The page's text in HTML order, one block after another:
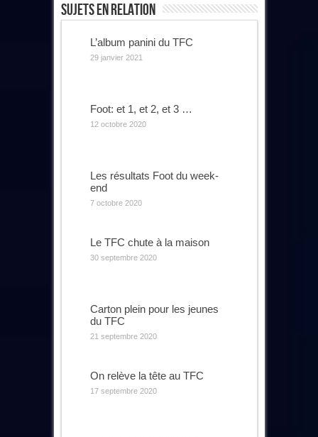
Sujets En Relation
L’album panini du TFC
29 janvier 2021
Foot: et 1, et 2, et 3 …
12 octobre 2020
Les résultats Foot du week-
end
7 octobre 2020
Le TFC chute à la maison
30 septembre 2020
Carton plein pour les jeunes
du TFC
21 septembre 2020
On relève la tête au TFC
17 septembre 2020